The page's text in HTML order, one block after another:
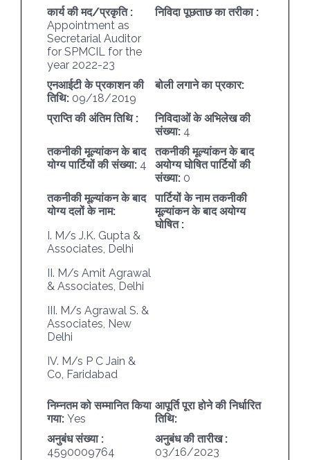
कार्य की मद/प्रकृति :
Appointment as
Secretarial Auditor
for SPMCIL for the
year 2022-23
निविदा पूछताछ का तरीका :
एनआईटी के प्रकाशन की
तिथि: 09/18/2019
बोली लगाने का प्रकार:
प्राप्ति की अंतिम तिथि :
निविदाओं के अभिलेख की
संख्या: 4
तकनीकी मूल्यांकन के बाद
योग्य पार्टियों की संख्या: 4
तकनीकी मूल्यांकन के बाद
अयोग्य घोषित पार्टियों की
संख्या: 0
तकनीकी मूल्यांकन के बाद
योग्य दलों के नाम:
I. M/s J.K. Gupta &
Associates, Delhi
II. M/s Amit Agrawal
& Associates, Delhi
III. M/s Agrawal S. &
Associates, New
Delhi
IV. M/s P C Jain &
Co, Faridabad
पार्टियों के नाम तकनीकी
मूल्यांकन के बाद अयोग्य
घोषित :
निम्नतम को सम्मानित किया
गया:Yes
आपूर्ति पूरा होने की निर्धारित
तिथि:
अनुबंध संख्या :
4590009764
अनुबंध की तारीख :
03/16/2023